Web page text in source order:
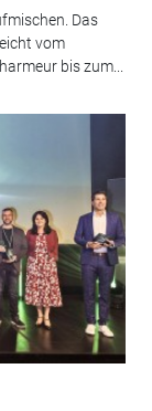
Das
vom
bis zum...